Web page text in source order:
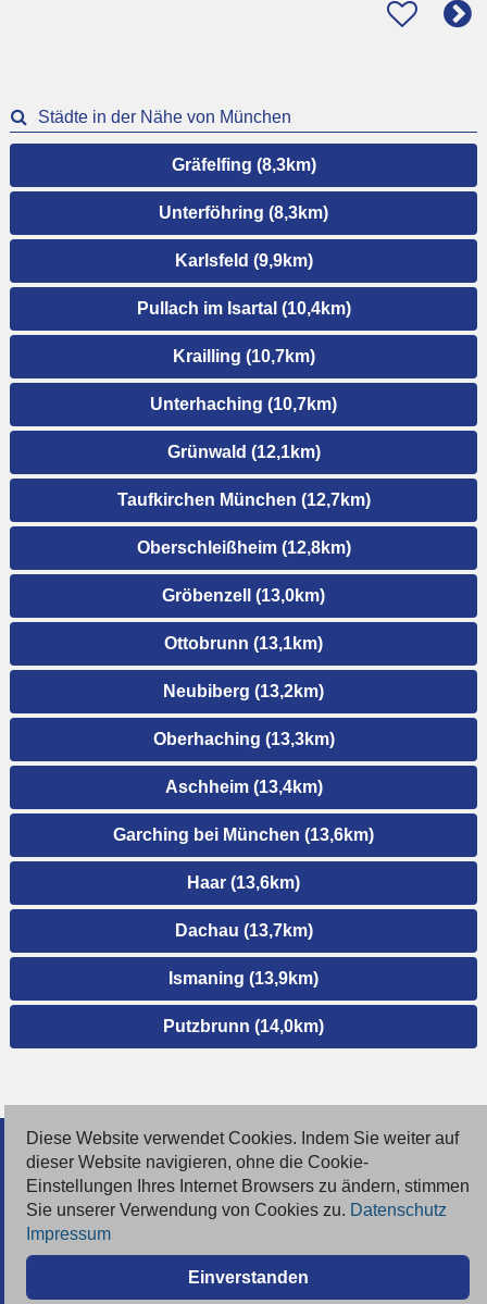
Städte in der Nähe von München
Gräfelfing (8,3km)
Unterföhring (8,3km)
Karlsfeld (9,9km)
Pullach im Isartal (10,4km)
Krailling (10,7km)
Unterhaching (10,7km)
Grünwald (12,1km)
Taufkirchen München (12,7km)
Oberschleißheim (12,8km)
Gröbenzell (13,0km)
Ottobrunn (13,1km)
Neubiberg (13,2km)
Oberhaching (13,3km)
Aschheim (13,4km)
Garching bei München (13,6km)
Haar (13,6km)
Dachau (13,7km)
Ismaning (13,9km)
Putzbrunn (14,0km)
© 2026 Deutsche Jobmarkt GmbH
Inserieren
Kontakt
AGB
Diese Website verwendet Cookies. Indem Sie weiter auf
dieser Website navigieren, ohne die Cookie-
Einstellungen Ihres Internet Browsers zu ändern, stimmen
Sie unserer Verwendung von Cookies zu. Datenschutz
Impressum
Einverstanden